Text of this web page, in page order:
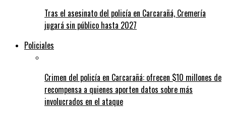
Tras el asesinato del policía en Carcarañá, Cremería
jugará sin público hasta 2027
Policiales
Crimen del policía en Carcarañá: ofrecen $10 millones de
recompensa a quienes aporten datos sobre más
involucrados en el ataque